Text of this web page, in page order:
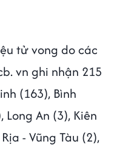
tử vong do các
vn ghi nhận 215
(163), Bình
Long An (3), Kiên
- Vũng Tàu (2),